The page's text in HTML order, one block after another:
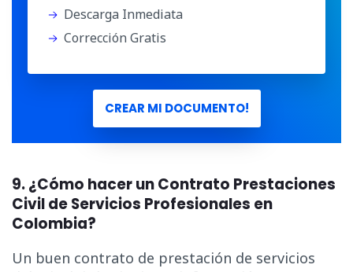
Descarga Inmediata
Corrección Gratis
CREAR MI DOCUMENTO!
9. ¿Cómo hacer un Contrato Prestaciones
Civil de Servicios Profesionales en
Colombia?
Un buen contrato de prestación de servicios